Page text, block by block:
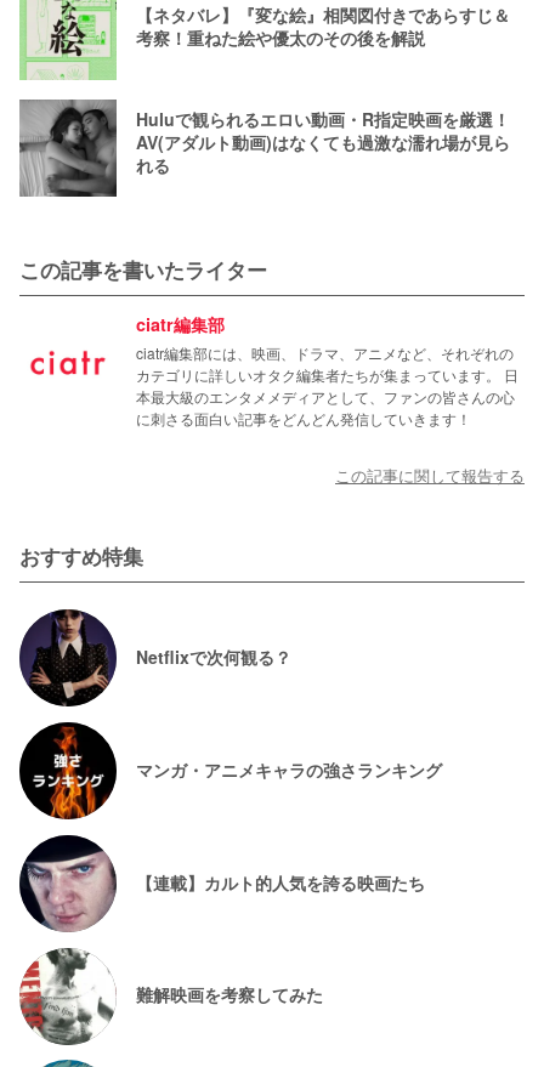
【ネタバレ】『変な絵』相関図付きであらすじ＆
考察！重ねた絵や優太のその後を解説
Huluで観られるエロい動画・R指定映画を厳選！
AV(アダルト動画)はなくても過激な濡れ場が見ら
れる
この記事を書いたライター
ciatr編集部
ciatr編集部には、映画、ドラマ、アニメなど、それぞれの
カテゴリに詳しいオタク編集者たちが集まっています。 日
本最大級のエンタメメディアとして、ファンの皆さんの心
に刺さる面白い記事をどんどん発信していきます！
この記事に関して報告する
おすすめ特集
Netflixで次何観る？
マンガ・アニメキャラの強さランキング
【連載】カルト的人気を誇る映画たち
難解映画を考察してみた